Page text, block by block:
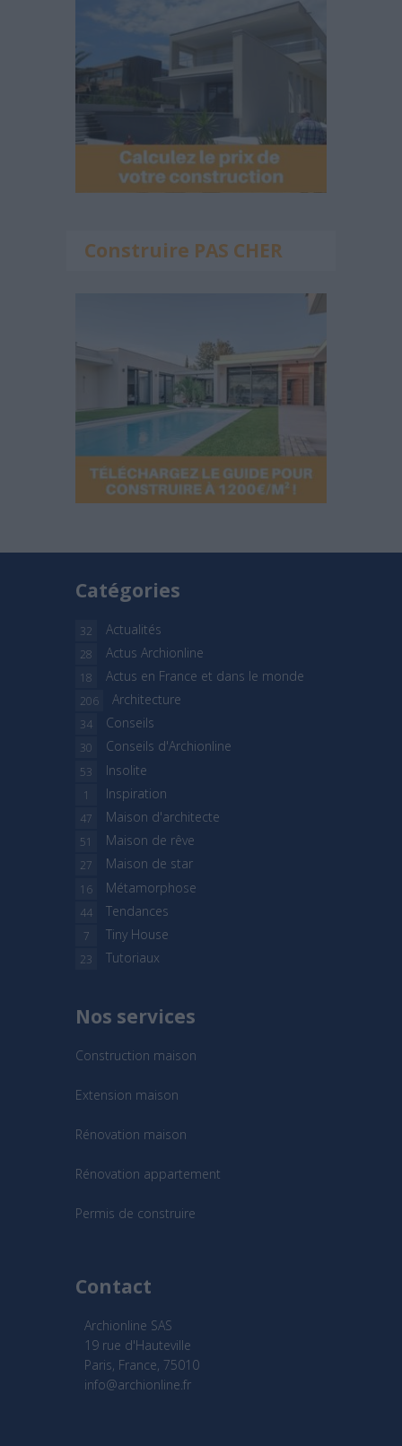
Construire PAS CHER
Catégories
Actualités
32
Actus Archionline
28
Actus en France et dans le monde
18
Architecture
206
Conseils
34
Conseils d'Archionline
30
Insolite
53
Inspiration
1
Maison d'architecte
47
Maison de rêve
51
Maison de star
27
Métamorphose
16
Tendances
44
Tiny House
7
Tutoriaux
23
Nos services
Construction maison
Extension maison
Rénovation maison
Rénovation appartement
Permis de construire
Contact
Archionline SAS
19 rue d'Hauteville
Paris, France, 75010
info@archionline.fr